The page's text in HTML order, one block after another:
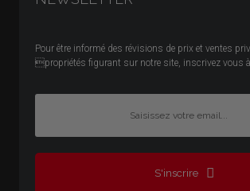
Pour être informé des révisions de prix et ventes
propriétés figurant sur notre site, inscrivez vous à
S'inscrire